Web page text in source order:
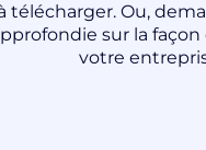
télécharger. Ou,
sur la
votre